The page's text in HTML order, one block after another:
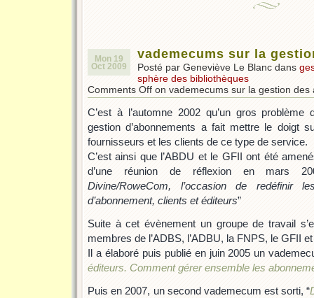
Mon 19
Oct 2009
vademecums sur la
Posté par Geneviève Le Blanc dans
sphère des bibliothèques
Comments Off on vademecums sur la gestion des
C’est à l’automne 2002 qu’un gros problème
gestion d’abonnements a fait mettre le doigt
fournisseurs et les clients de ce type de service.
C’est ainsi que l’ABDU et le GFII ont été
d’une réunion de réflexion en mars
Divine/RoweCom, l’occasion de redéfinir
d’abonnement, clients et éditeurs”
Suite à cet évènement un groupe de travail
membres de l’ADBS, l’ADBU, la FNPS, le GFII
Il a élaboré puis publié en juin 2005 un
éditeurs. Comment gérer ensemble les
Puis en 2007, un second vademecum est sorti, “